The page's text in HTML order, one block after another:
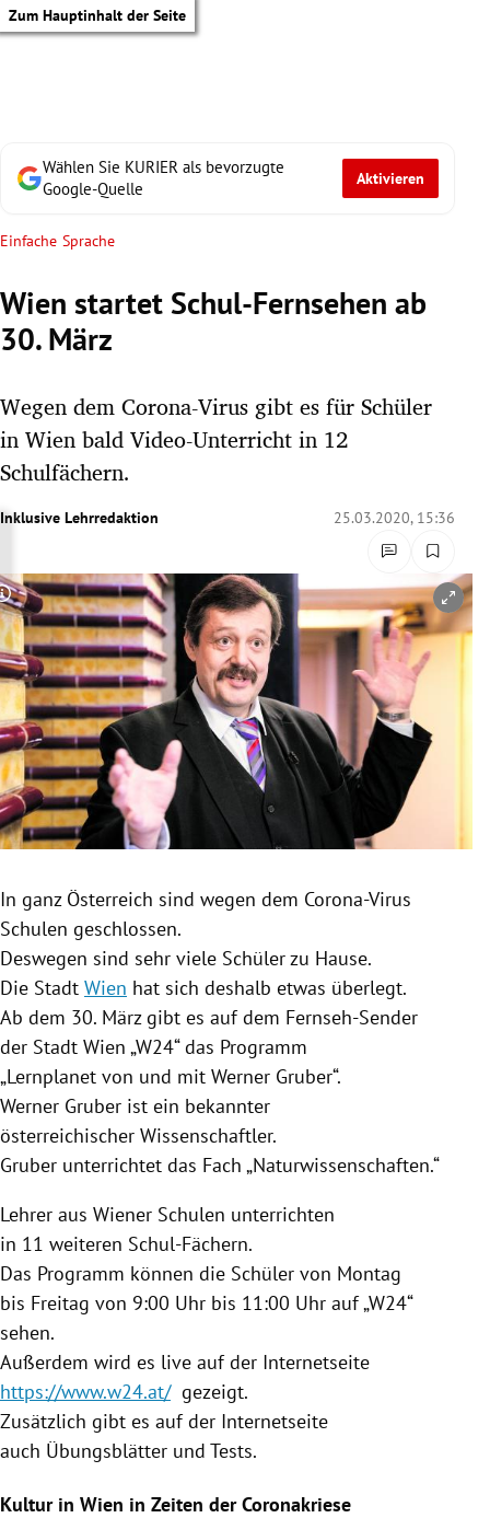
Zum Hauptinhalt der Seite
Untermenü
Untermenü
Untermenü
Untermenü
Untermenü
Untermenü
Untermenü
Untermenü
Wählen Sie KURIER als bevorzugte
Google-Quelle
Aktivieren
Einfache Sprache
Wien startet Schul-Fernsehen ab
30. März
Wegen dem Corona-Virus gibt es für Schüler
in Wien bald Video-Unterricht in 12
Schulfächern.
Inklusive Lehrredaktion 25.03.2020, 15:36
Copyright-Hinweis öffnen/schließen
In ganz Österreich sind wegen dem Corona-Virus
Schulen geschlossen.
Deswegen sind sehr viele Schüler zu Hause.
Die Stadt Wien hat sich deshalb etwas überlegt.
Ab dem 30. März gibt es auf dem Fernseh-Sender
der Stadt Wien „W24“ das Programm
„Lernplanet von und mit Werner Gruber“.
Werner Gruber ist ein bekannter
österreichischer Wissenschaftler.
Gruber unterrichtet das Fach „Naturwissenschaften.“
Lehrer aus Wiener Schulen unterrichten
in 11 weiteren Schul-Fächern.
Das Programm können die Schüler von Montag
bis Freitag von 9:00 Uhr bis 11:00 Uhr auf „W24“
sehen.
Außerdem wird es live auf der Internetseite
https://www.w24.at/ gezeigt.
Zusätzlich gibt es auf der Internetseite
auch Übungsblätter und Tests.
Kultur in Wien in Zeiten der Coronakriese